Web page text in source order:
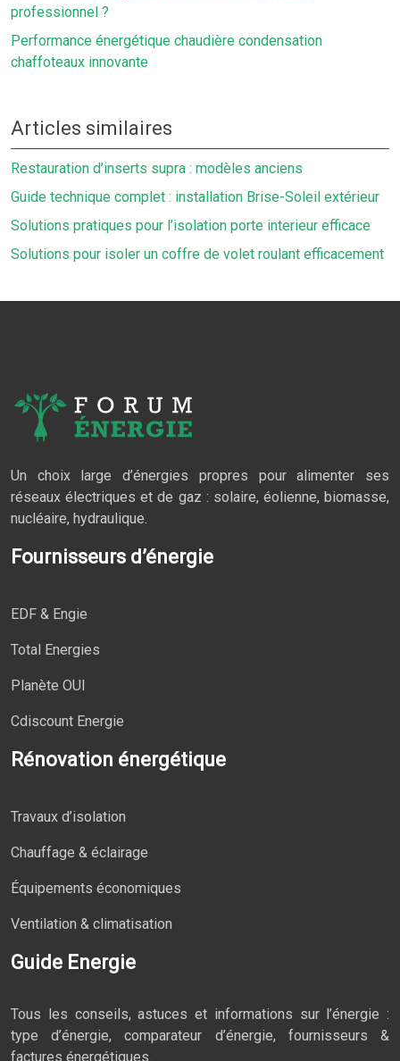
professionnel ?
Performance énergétique chaudière condensation
chaffoteaux innovante
Articles similaires
Restauration d’inserts supra : modèles anciens
Guide technique complet : installation Brise-Soleil extérieur
Solutions pratiques pour l’isolation porte interieur efficace
Solutions pour isoler un coffre de volet roulant efficacement
Un choix large d’énergies propres pour alimenter ses
réseaux électriques et de gaz : solaire, éolienne, biomasse,
nucléaire, hydraulique.
Fournisseurs d’énergie
EDF & Engie
Total Energies
Planète OUI
Cdiscount Energie
Rénovation énergétique
Travaux d’isolation
Chauffage & éclairage
Équipements économiques
Ventilation & climatisation
Guide Energie
Tous les conseils, astuces et informations sur l’énergie :
type d’énergie, comparateur d’énergie, fournisseurs &
factures énergétiques.